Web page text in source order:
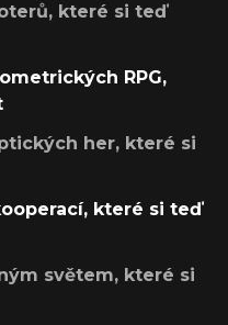
které si teď
RPG,
her, které si
které si teď
světem, které si